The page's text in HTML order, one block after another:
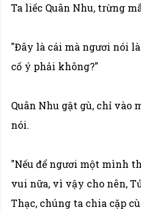
Ta liếc Quân Nhu, trừng
"Đây là cái mà ngươi nói
cố ý phải không?"
Quân Nhu gật gù, chỉ
nói.
"Nếu để ngươi một mình
vui nữa, vì vậy cho nên,
Thạc, chúng ta chia cặp